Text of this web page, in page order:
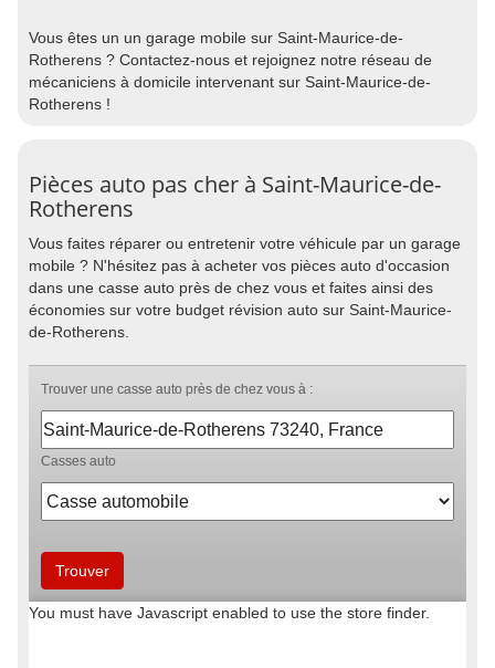
Vous êtes un un garage mobile sur Saint-Maurice-de-
Rotherens ? Contactez-nous et rejoignez notre réseau de
mécaniciens à domicile intervenant sur Saint-Maurice-de-
Rotherens !
Pièces auto pas cher à Saint-Maurice-de-
Rotherens
Vous faites réparer ou entretenir votre véhicule par un garage
mobile ? N'hésitez pas à acheter vos pièces auto d'occasion
dans une casse auto près de chez vous et faites ainsi des
économies sur votre budget révision auto sur Saint-Maurice-
de-Rotherens.